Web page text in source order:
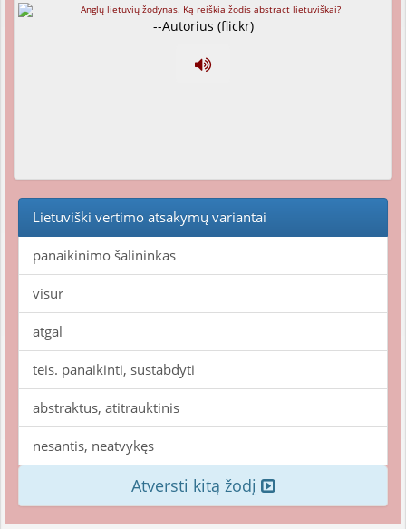
--Autorius (flickr)
Lietuviški vertimo atsakymų variantai
panaikinimo šalininkas
visur
atgal
teis. panaikinti, sustabdyti
abstraktus, atitrauktinis
nesantis, neatvykęs
Atversti kitą žodį